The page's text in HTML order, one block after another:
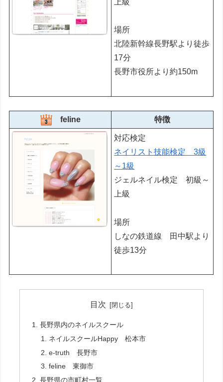
場所
北陸新幹線長野駅より徒歩
17分
長野市役所より約150m
feline 特徴
対応検定
ネイリスト技能検定 3級
～1級
ジェルネイル検定 初級～
上級
場所
しなの鉄道線 田中駅より
徒歩13分
目次
長野県内のネイルスクール
ネイルスクールHappy 松本市
e-truth 長野市
feline 東御市
長野県の市町村一覧